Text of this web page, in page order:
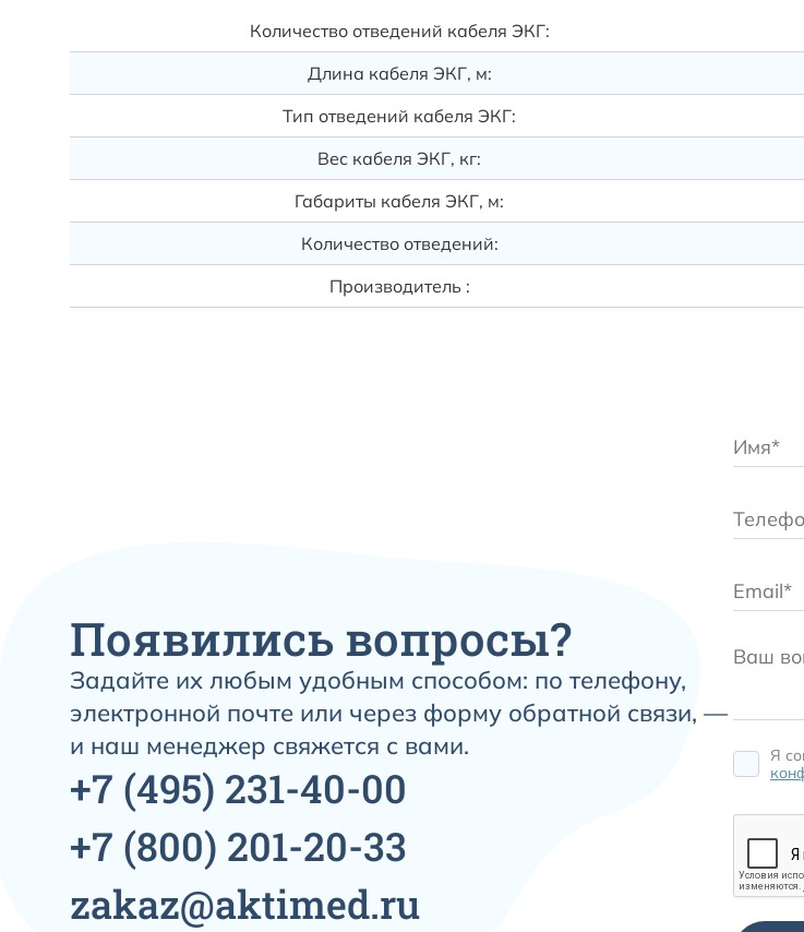
Количество отведений кабеля ЭКГ:
Длина кабеля ЭКГ, м:
Тип отведений кабеля ЭКГ:
Вес кабеля ЭКГ, кг:
Габариты кабеля ЭКГ, м:
Количество отведений:
Производитель :
Появились вопросы?
Задайте их любым удобным способом: по телефону,
электронной почте или через форму обратной связи, —
и наш менеджер свяжется с вами.
+7 (495) 231-40-00
+7 (800) 201-20-33
zakaz@aktimed.ru
Я